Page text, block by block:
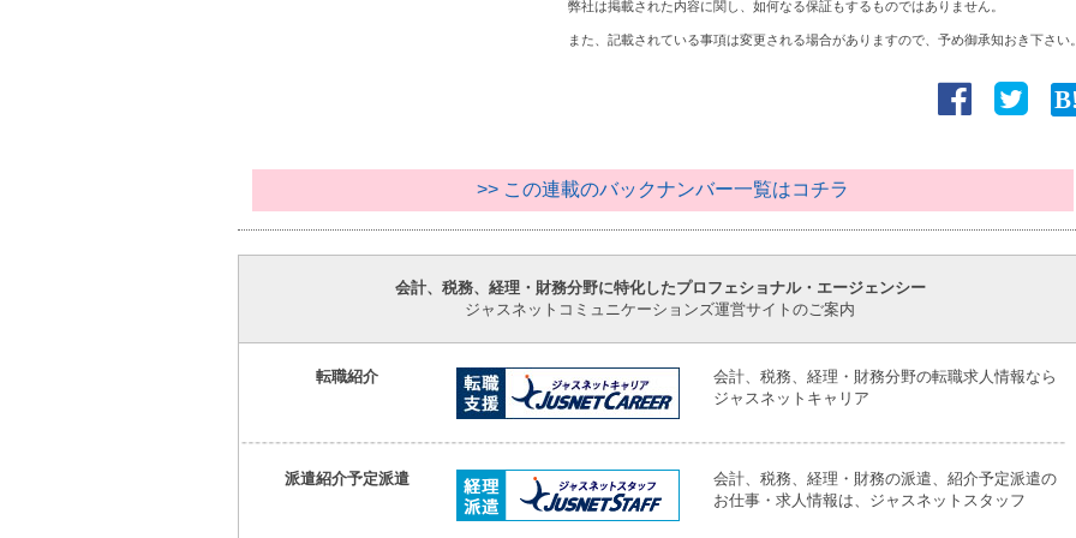
弊社は掲載された内容に関し、如何なる保証もするものではありません。
また、記載されている事項は変更される場合がありますので、予め御承知おき下さい
>> この連載のバックナンバー一覧はコチラ
会計、税務、経理・財務分野に特化したプロフェショナル・エージェンシー
ジャスネットコミュニケーションズ運営サイトのご案内
転職紹介
会計、税務、経理・財務分野の転職求人情報なら
ジャスネットキャリア
派遣紹介予定派遣
会計、税務、経理・財務の派遣、紹介予定派遣の
お仕事・求人情報は、ジャスネットスタッフ